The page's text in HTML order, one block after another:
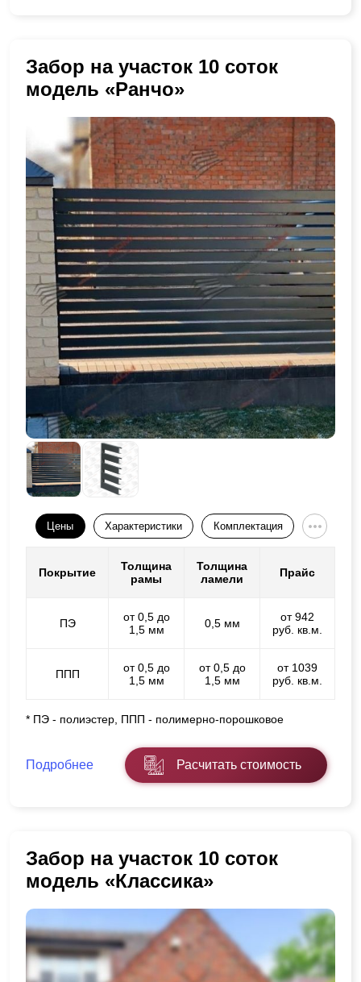
Забор на участок 10 соток
модель «Ранчо»
Цены Характеристики Комплектация
Покрытие
Толщина
рамы
Толщина
ламели
Прайс
ПЭ
от 0,5 до
1,5 мм
0,5 мм
от 942
руб. кв.м.
ППП
от 0,5 до
1,5 мм
от 0,5 до
1,5 мм
от 1039
руб. кв.м.
* ПЭ - полиэстер, ППП - полимерно-порошковое
Подробнее Расчитать стоимость
Забор на участок 10 соток
модель «Классика»